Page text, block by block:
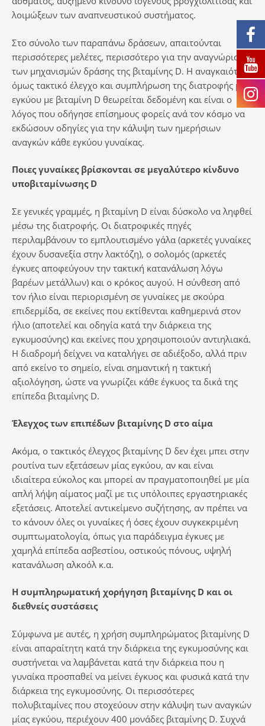
λοιμώξεων των αναπνευστικού συστήματος.
Στο σύνολο των παραπάνω δράσεων, απαιτούνται
περισσότερες μελέτες, περισσότερο για την αναγνώριση
των μηχανισμών δράσης της βιταμίνης D. Η αναγκαιότητα
όμως τακτικό έλεγχο και συμπλήρωση της διατροφής μίας
εγκύου με βιταμίνη D θεωρείται δεδομένη και είναι ο
λόγος που οδήγησε επίσημους φορείς ανά τον κόσμο να
εκδώσουν οδηγίες για την κάλυψη των ημερήσιων
αναγκών κάθε εγκύου γυναίκας.
Ποιες γυναίκες βρίσκονται σε μεγαλύτερο κίνδυνο
υποβιταμίνωσης D
Σε γενικές γραμμές, η βιταμίνη D είναι δύσκολο να ληφθεί
μέσω της διατροφής. Οι διατροφικές πηγές
περιλαμβάνουν το εμπλουτισμένο γάλα (αρκετές γυναίκες
έχουν δυσανεξία στην λακτόζη), ο σολομός (αρκετές
έγκυες αποφεύγουν την τακτική κατανάλωση λόγω
βαρέων μετάλλων) και ο κρόκος αυγού. Η σύνθεση από
τον ήλιο είναι περιορισμένη σε γυναίκες με σκούρα
επιδερμίδα, σε εκείνες που εκτίθενται καθημερινά στον
ήλιο (αποτελεί και οδηγία κατά την διάρκεια της
εγκυμοσύνης) και εκείνες που χρησιμοποιούν αντιηλιακά.
Η διαδρομή δείχνει να καταλήγει σε αδιέξοδο, αλλά πριν
από εκείνο το σημείο, είναι σημαντική η τακτική
αξιολόγηση, ώστε να γνωρίζει κάθε έγκυος τα δικά της
επίπεδα βιταμίνης D.
Έλεγχος των επιπέδων βιταμίνης D στο αίμα
Ακόμα, ο τακτικός έλεγχος βιταμίνης D δεν έχει μπει στην
ρουτίνα των εξετάσεων μίας εγκύου, αν και είναι
ιδιαίτερα εύκολος και μπορεί αν πραγματοποιηθεί με μία
απλή λήψη αίματος μαζί με τις υπόλοιπες εργαστηριακές
εξετάσεις. Αποτελεί αντικείμενο συζήτησης, αν πρέπει να
το κάνουν όλες οι γυναίκες ή όσες έχουν συγκεκριμένη
συμπτωματολογία, όπως για παράδειγμα έγκυες με
χαμηλά επίπεδα ασβεστίου, οστικούς πόνους, υψηλή
κατανάλωση αλκοόλ κ.α.
Η συμπληρωματική χορήγηση βιταμίνης D και οι
διεθνείς συστάσεις
Σύμφωνα με αυτές, η χρήση συμπληρώματος βιταμίνης D
είναι απαραίτητη κατά την διάρκεια της εγκυμοσύνης και
συστήνεται να λαμβάνεται κατά την διάρκεια που η
γυναίκα προσπαθεί να μείνει έγκυος και φυσικά κατά την
διάρκεια της εγκυμοσύνης. Οι περισσότερες
πολυβιταμίνες που στοχεύουν στην κάλυψη των αναγκών
μίας εγκύου, περιέχουν 400 μονάδες βιταμίνης D. Συχνά